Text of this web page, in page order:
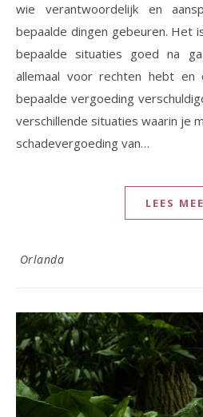
wie verantwoordelijk en
bepaalde dingen gebeuren. Het
bepaalde situaties goed na
allemaal voor rechten hebt
bepaalde vergoeding
verschillende situaties waarin je
schadevergoeding van…
LEES
Orlanda